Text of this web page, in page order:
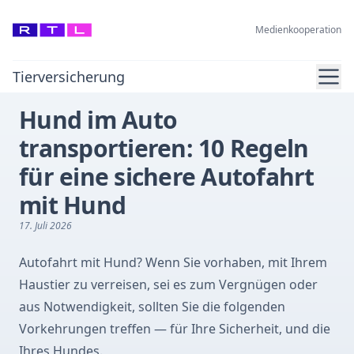
Medienkooperation
Tierversicherung
Hund im Auto
transportieren: 10 Regeln
für eine sichere Autofahrt
mit Hund
17. Juli 2026
Autofahrt mit Hund? Wenn Sie vorhaben, mit Ihrem
Haustier zu verreisen, sei es zum Vergnügen oder
aus Notwendigkeit, sollten Sie die folgenden
Vorkehrungen treffen — für Ihre Sicherheit, und die